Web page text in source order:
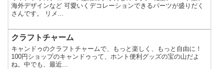
海外デザインなど 可愛いくデコレーションできるパーツが盛りだく
さんです。 リメ...
クラフトチャーム
キャンドゥのクラフトチャームで、もっと楽しく、もっと自由に！
100円ショップのキャンドゥって、ホント便利グッズの宝の山だよ
ね。中でも、最近...